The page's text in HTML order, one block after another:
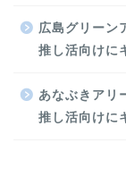
広島グリーン
推し活向けに
あなぶきアリ
推し活向けに